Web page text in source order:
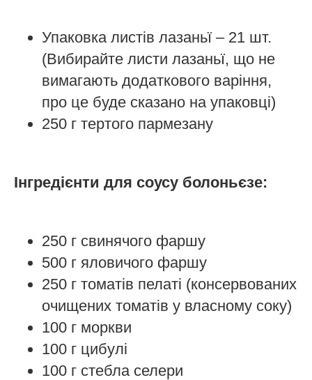
Упаковка листів лазаньї – 21 шт.
(Вибирайте листи лазаньї, що не
вимагають додаткового варіння,
про це буде сказано на упаковці)
250 г тертого пармезану
Інгредієнти для соусу болоньєзе:
250 г свинячого фаршу
500 г яловичого фаршу
250 г томатів пелаті (консервованих
очищених томатів у власному соку)
100 г моркви
100 г цибулі
100 г стебла селери